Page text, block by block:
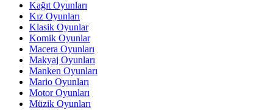
Kağıt Oyunları
Kız Oyunları
Klasik Oyunlar
Komik Oyunlar
Macera Oyunları
Makyaj Oyunları
Manken Oyunları
Mario Oyunları
Motor Oyunları
Müzik Oyunları